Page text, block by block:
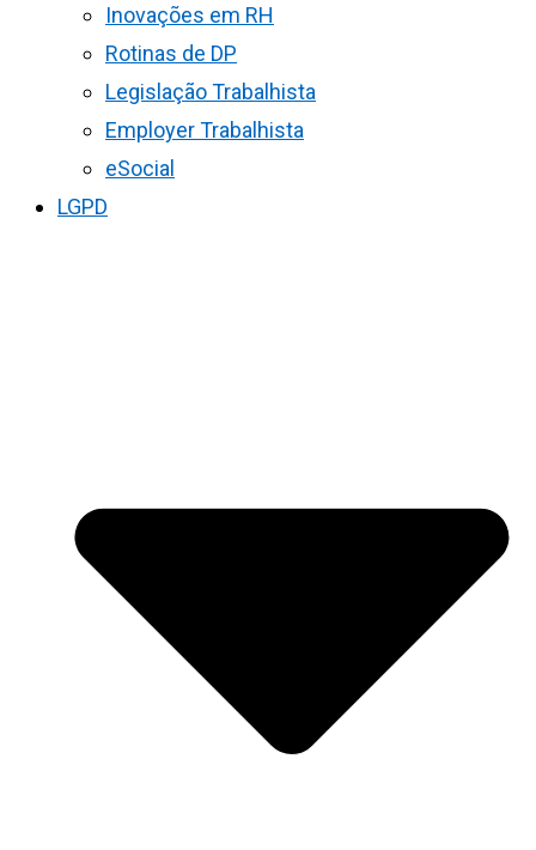
Inovações em RH
Rotinas de DP
Legislação Trabalhista
Employer Trabalhista
eSocial
LGPD